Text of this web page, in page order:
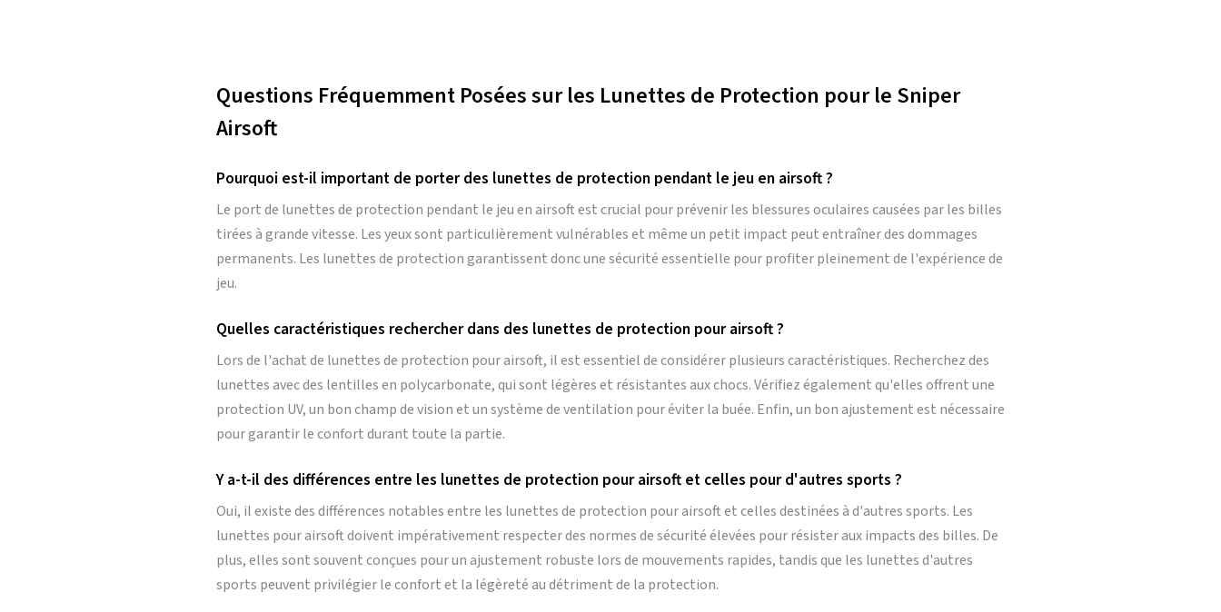
Questions Fréquemment Posées sur les Lunettes de Protection pour le Sniper
Airsoft
Pourquoi est-il important de porter des lunettes de protection pendant le jeu en airsoft ?
Le port de lunettes de protection pendant le jeu en airsoft est crucial pour prévenir les blessures oculaires causées par les billes
tirées à grande vitesse. Les yeux sont particulièrement vulnérables et même un petit impact peut entraîner des dommages
permanents. Les lunettes de protection garantissent donc une sécurité essentielle pour profiter pleinement de l'expérience de
jeu.
Quelles caractéristiques rechercher dans des lunettes de protection pour airsoft ?
Lors de l'achat de lunettes de protection pour airsoft, il est essentiel de considérer plusieurs caractéristiques. Recherchez des
lunettes avec des lentilles en polycarbonate, qui sont légères et résistantes aux chocs. Vérifiez également qu'elles offrent une
protection UV, un bon champ de vision et un système de ventilation pour éviter la buée. Enfin, un bon ajustement est nécessaire
pour garantir le confort durant toute la partie.
Y a-t-il des différences entre les lunettes de protection pour airsoft et celles pour d'autres sports ?
Oui, il existe des différences notables entre les lunettes de protection pour airsoft et celles destinées à d'autres sports. Les
lunettes pour airsoft doivent impérativement respecter des normes de sécurité élevées pour résister aux impacts des billes. De
plus, elles sont souvent conçues pour un ajustement robuste lors de mouvements rapides, tandis que les lunettes d'autres
sports peuvent privilégier le confort et la légèreté au détriment de la protection.